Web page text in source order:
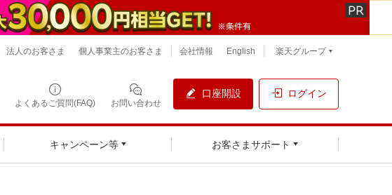
よくあるご質問(FAQ) お問い合わせ
口座開設 ログイン
キャンペーン等 お客さまサポート
法人のお客さま 個人事業主のお客さま 会社情報 English 楽天グループ